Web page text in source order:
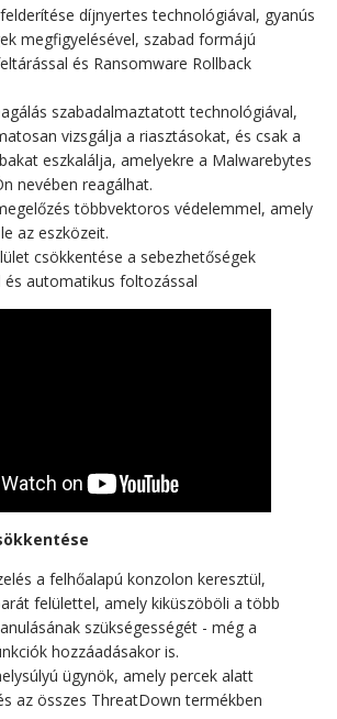
díjnyertes technológiával, gyanús
megfigyelésével, szabad formájú
és Ransomware Rollback
szabadalmaztatott technológiával,
vizsgálja a riasztásokat, és csak a
eszkalálja, amelyekre a Malwarebytes
nevében reagálhat.
többvektoros védelemmel, amely
az eszközeit.
csökkentése a sebezhetőségek
és automatikus foltozással
a felhőalapú konzolon keresztül,
felülettel, amely kiküszöböli a több
szükségességét - még a
hozzáadásakor is.
ügynök, amely percek alatt
az összes ThreatDown termékben